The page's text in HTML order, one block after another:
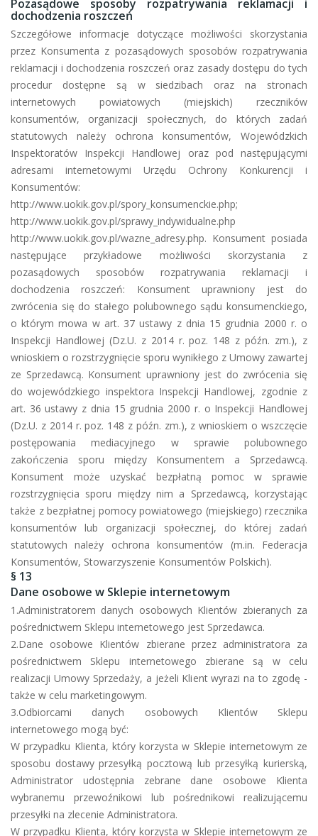
Pozasądowe sposoby rozpatrywania reklamacji i
dochodzenia roszczeń
Szczegółowe informacje dotyczące możliwości skorzystania
przez Konsumenta z pozasądowych sposobów rozpatrywania
reklamacji i dochodzenia roszczeń oraz zasady dostępu do tych
procedur dostępne są w siedzibach oraz na stronach
internetowych powiatowych (miejskich) rzeczników
konsumentów, organizacji społecznych, do których zadań
statutowych należy ochrona konsumentów, Wojewódzkich
Inspektoratów Inspekcji Handlowej oraz pod następującymi
adresami internetowymi Urzędu Ochrony Konkurencji i
Konsumentów:
http://www.uokik.gov.pl/spory_konsumenckie.php;
http://www.uokik.gov.pl/sprawy_indywidualne.php
http://www.uokik.gov.pl/wazne_adresy.php. Konsument posiada
następujące przykładowe możliwości skorzystania z
pozasądowych sposobów rozpatrywania reklamacji i
dochodzenia roszczeń: Konsument uprawniony jest do
zwrócenia się do stałego polubownego sądu konsumenckiego,
o którym mowa w art. 37 ustawy z dnia 15 grudnia 2000 r. o
Inspekcji Handlowej (Dz.U. z 2014 r. poz. 148 z późn. zm.), z
wnioskiem o rozstrzygnięcie sporu wynikłego z Umowy zawartej
ze Sprzedawcą. Konsument uprawniony jest do zwrócenia się
do wojewódzkiego inspektora Inspekcji Handlowej, zgodnie z
art. 36 ustawy z dnia 15 grudnia 2000 r. o Inspekcji Handlowej
(Dz.U. z 2014 r. poz. 148 z późn. zm.), z wnioskiem o wszczęcie
postępowania mediacyjnego w sprawie polubownego
zakończenia sporu między Konsumentem a Sprzedawcą.
Konsument może uzyskać bezpłatną pomoc w sprawie
rozstrzygnięcia sporu między nim a Sprzedawcą, korzystając
także z bezpłatnej pomocy powiatowego (miejskiego) rzecznika
konsumentów lub organizacji społecznej, do której zadań
statutowych należy ochrona konsumentów (m.in. Federacja
Konsumentów, Stowarzyszenie Konsumentów Polskich).
§ 13
Dane osobowe w Sklepie internetowym
1.Administratorem danych osobowych Klientów zbieranych za
pośrednictwem Sklepu internetowego jest Sprzedawca.
2.Dane osobowe Klientów zbierane przez administratora za
pośrednictwem Sklepu internetowego zbierane są w celu
realizacji Umowy Sprzedaży, a jeżeli Klient wyrazi na to zgodę -
także w celu marketingowym.
3.Odbiorcami danych osobowych Klientów Sklepu
internetowego mogą być:
W przypadku Klienta, który korzysta w Sklepie internetowym ze
sposobu dostawy przesyłką pocztową lub przesyłką kurierską,
Administrator udostępnia zebrane dane osobowe Klienta
wybranemu przewoźnikowi lub pośrednikowi realizującemu
przesyłki na zlecenie Administratora.
W przypadku Klienta, który korzysta w Sklepie internetowym ze